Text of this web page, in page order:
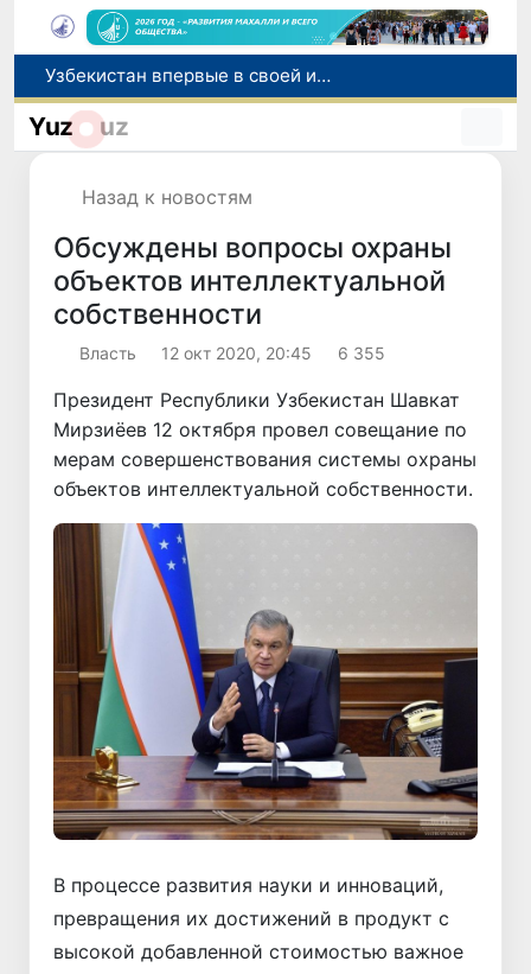
Узбекистан впервые в своей истории примет престижную Международную олимпиаду по информатике IOI 2026
Число пользователей мобильного интернета в Узбекистане за 10 лет выросло в 4,3 раза
При содействии Генконсульства Узбекистана соотечественница, перенесшая инсульт в Алматы, вернулась на родину
Yuz uz
Назад к новостям
Обсуждены вопросы охраны
объектов интеллектуальной
собственности
Власть 12 окт 2020, 20:45 6 355
Президент Республики Узбекистан Шавкат
Мирзиёев 12 октября провел совещание по
мерам совершенствования системы охраны
объектов интеллектуальной собственности.
В процессе развития науки и инноваций,
превращения их достижений в продукт с
высокой добавленной стоимостью важное